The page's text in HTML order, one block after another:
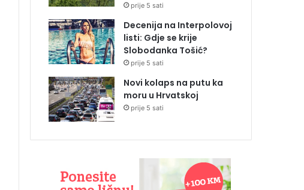
prije 5 sati
Decenija na Interpolovoj
listi: Gdje se krije
Slobodanka Tošić?
prije 5 sati
Novi kolaps na putu ka
moru u Hrvatskoj
prije 5 sati